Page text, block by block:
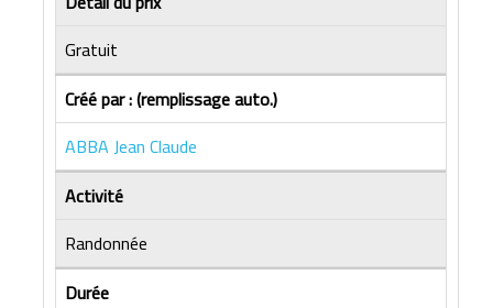
Gratuit
Créé par : (remplissage auto.)
ABBA Jean Claude
Activité
Randonnée
Durée